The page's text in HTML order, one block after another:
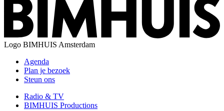
Logo BIMHUIS Amsterdam
Agenda
Plan je bezoek
Steun ons
Radio & TV
BIMHUIS Productions